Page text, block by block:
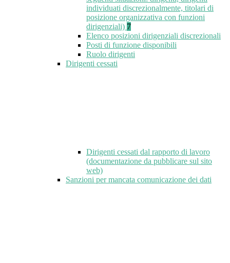
individuati discrezionalmente, titolari di
posizione organizzativa con funzioni
dirigenziali) 7
Elenco posizioni dirigenziali discrezionali
Posti di funzione disponibili
Ruolo dirigenti
Dirigenti cessati
Dirigenti cessati dal rapporto di lavoro
(documentazione da pubblicare sul sito
web)
Sanzioni per mancata comunicazione dei dati